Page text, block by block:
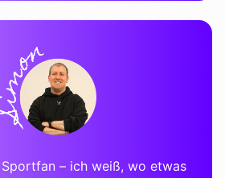
– ich weiß, wo etwas